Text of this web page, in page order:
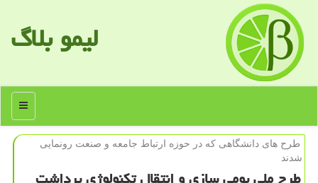
لیمو بلاگ
منو
طرح های دانشگاهی كه در حوزه ارتباط جامعه و صنعت رونمایی
شدند